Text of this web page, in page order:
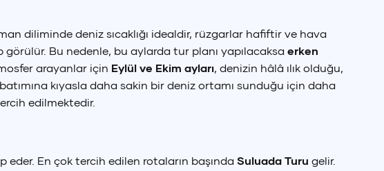
diliminde deniz sıcaklığı idealdir, rüzgarlar hafiftir ve hava
Bu nedenle, bu aylarda tur planı yapılacaksa erken
arayanlar için Eylül ve Ekim ayları, denizin hâlâ ılık olduğu,
kıyasla daha sakin bir deniz ortamı sunduğu için daha
edilmektedir.
En çok tercih edilen rotaların başında Suluada Turu gelir.